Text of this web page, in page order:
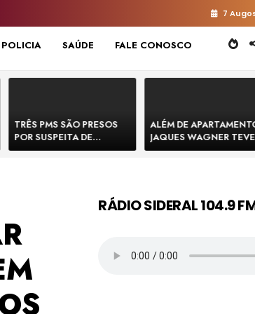
7
POLICIA SAÚDE FALE CONOSCO
TRÊS PMS SÃO PRESOS
POR SUSPEITA DE
EXECUTAR DOIS HOMENS
ALÉM DE
JAQUES WAGNER TEVE
VENDA DE TERRENO
RÁDIO SIDERAL 104.9